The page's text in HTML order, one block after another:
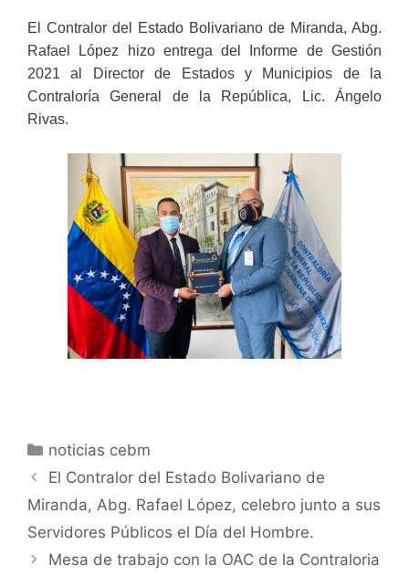
El Contralor del Estado Bolivariano de Miranda, Abg.
Rafael López hizo entrega del Informe de Gestión
2021 al Director de Estados y Municipios de la
Contraloría General de la República, Lic. Ángelo
Rivas.
noticias cebm
El Contralor del Estado Bolivariano de
Miranda, Abg. Rafael López, celebro junto a sus
Servidores Públicos el Día del Hombre.
Mesa de trabajo con la OAC de la Contraloria